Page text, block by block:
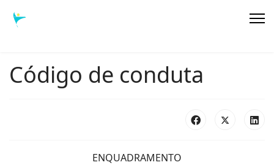
Código de conduta
ENQUADRAMENTO